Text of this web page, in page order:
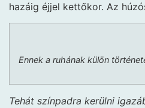
hazáig éjjel kettőkor. Az
Ennek a ruhának külön
Tehát színpadra kerülni